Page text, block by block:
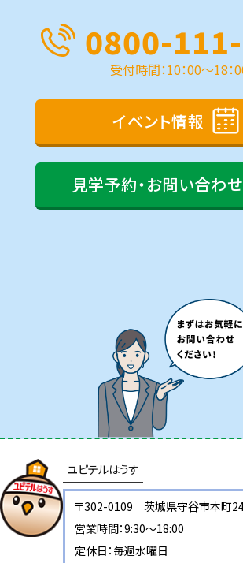
0800-
受付時間：10：00～18：
イベント情報
見学予約・お問い合わせ
ユピテルはうす
〒302-0109 茨城県守谷市本町
営業時間：9:30～18:00
定休日：毎週水曜日